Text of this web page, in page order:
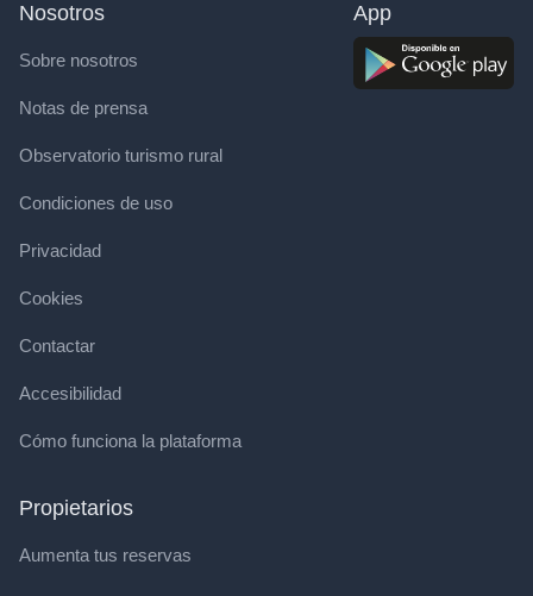
Nosotros
Sobre nosotros
Notas de prensa
Observatorio turismo rural
Condiciones de uso
Privacidad
Cookies
Contactar
Accesibilidad
Cómo funciona la plataforma
Propietarios
Aumenta tus reservas
App